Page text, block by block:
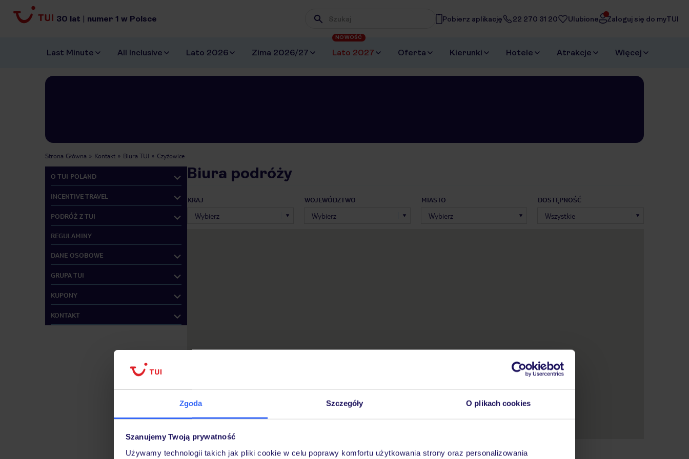
Zgoda Szczegóły O plikach cookies
Szanujemy Twoją prywatność
Używamy technologii takich jak pliki cookie w celu poprawy komfortu użytkowania strony oraz personalizowania
30 lat | numer 1 w Polsce Wpisz frazę, której szukasz
Pobierz aplikację 22 270 31 20 Ulubione Zaloguj się do myTUI
Last Minute All Inclusive Lato 2026 Zima 2026/27 Lato 2027
NOWOŚĆ
Oferta Kierunki Hotele Atrakcje Więcej
Strona Główna Kontakt Biura TUI Czyżowice
O TUI POLAND
INCENTIVE TRAVEL
PODRÓŻ Z TUI
REGULAMINY
DANE OSOBOWE
GRUPA TUI
KUPONY
KONTAKT
Biura podróży
KRAJ WOJEWÓDZTWO MIASTO DOSTĘPNOŚĆ